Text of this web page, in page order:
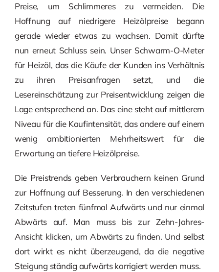
Preise, um Schlimmeres zu vermeiden. Die
Hoffnung auf niedrigere Heizölpreise begann
gerade wieder etwas zu wachsen. Damit dürfte
nun erneut Schluss sein. Unser Schwarm-O-Meter
für Heizöl, das die Käufe der Kunden ins Verhältnis
zu ihren Preisanfragen setzt, und die
Lesereinschätzung zur Preisentwicklung zeigen die
Lage entsprechend an. Das eine steht auf mittlerem
Niveau für die Kaufintensität, das andere auf einem
wenig ambitionierten Mehrheitswert für die
Erwartung an tiefere Heizölpreise.
Die Preistrends geben Verbrauchern keinen Grund
zur Hoffnung auf Besserung. In den verschiedenen
Zeitstufen treten fünfmal Aufwärts und nur einmal
Abwärts auf. Man muss bis zur Zehn-Jahres-
Ansicht klicken, um Abwärts zu finden. Und selbst
dort wirkt es nicht überzeugend, da die negative
Steigung ständig aufwärts korrigiert werden muss.